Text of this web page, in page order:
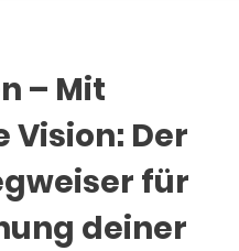
– Mit
Vision: Der
für
deiner